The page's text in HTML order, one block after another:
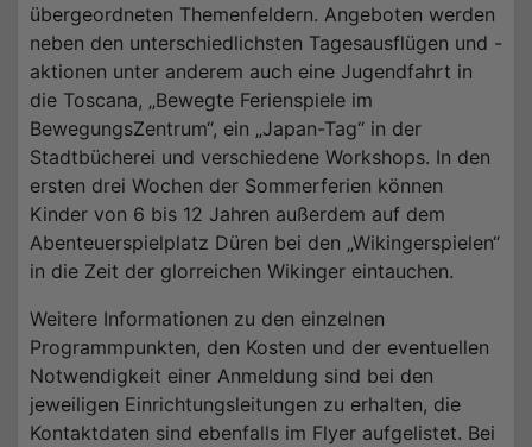
übergeordneten Themenfeldern. Angeboten werden
neben den unterschiedlichsten Tagesausflügen und -
aktionen unter anderem auch eine Jugendfahrt in
die Toscana, „Bewegte Ferienspiele im
BewegungsZentrum“, ein „Japan-Tag“ in der
Stadtbücherei und verschiedene Workshops. In den
ersten drei Wochen der Sommerferien können
Kinder von 6 bis 12 Jahren außerdem auf dem
Abenteuerspielplatz Düren bei den „Wikingerspielen“
in die Zeit der glorreichen Wikinger eintauchen.
Weitere Informationen zu den einzelnen
Programmpunkten, den Kosten und der eventuellen
Notwendigkeit einer Anmeldung sind bei den
jeweiligen Einrichtungsleitungen zu erhalten, die
Kontaktdaten sind ebenfalls im Flyer aufgelistet. Bei